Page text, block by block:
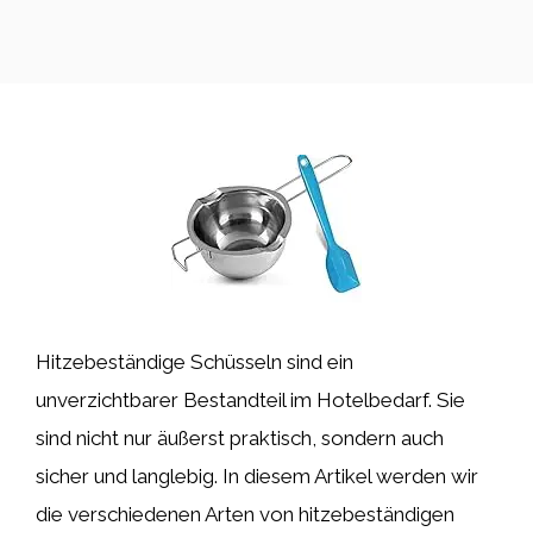
Hitzebeständige Schüsseln sind ein
unverzichtbarer Bestandteil im Hotelbedarf. Sie
sind nicht nur äußerst praktisch, sondern auch
sicher und langlebig. In diesem Artikel werden wir
die verschiedenen Arten von hitzebeständigen